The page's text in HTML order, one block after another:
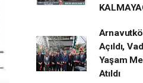
Açıldı,
Yaşam
Atıldı